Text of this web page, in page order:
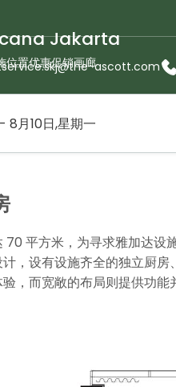
位置优惠促销画廊
Jakarta
ascott.com
西亚 Somerset Kencana
70 平方米，为寻求雅加达设
，设有设施齐全的独立厨
，而宽敞的布局则提供功